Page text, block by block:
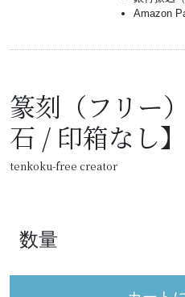
Amazon
篆刻（フリー
石 / 印箱なし】
tenkoku-free creator
数量